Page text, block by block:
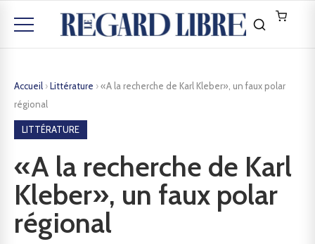
Accueil ›Littérature ›«A la recherche de Karl Kleber», un faux polar
régional
LITTÉRATURE
«A la recherche de Karl
Kleber», un faux polar
régional